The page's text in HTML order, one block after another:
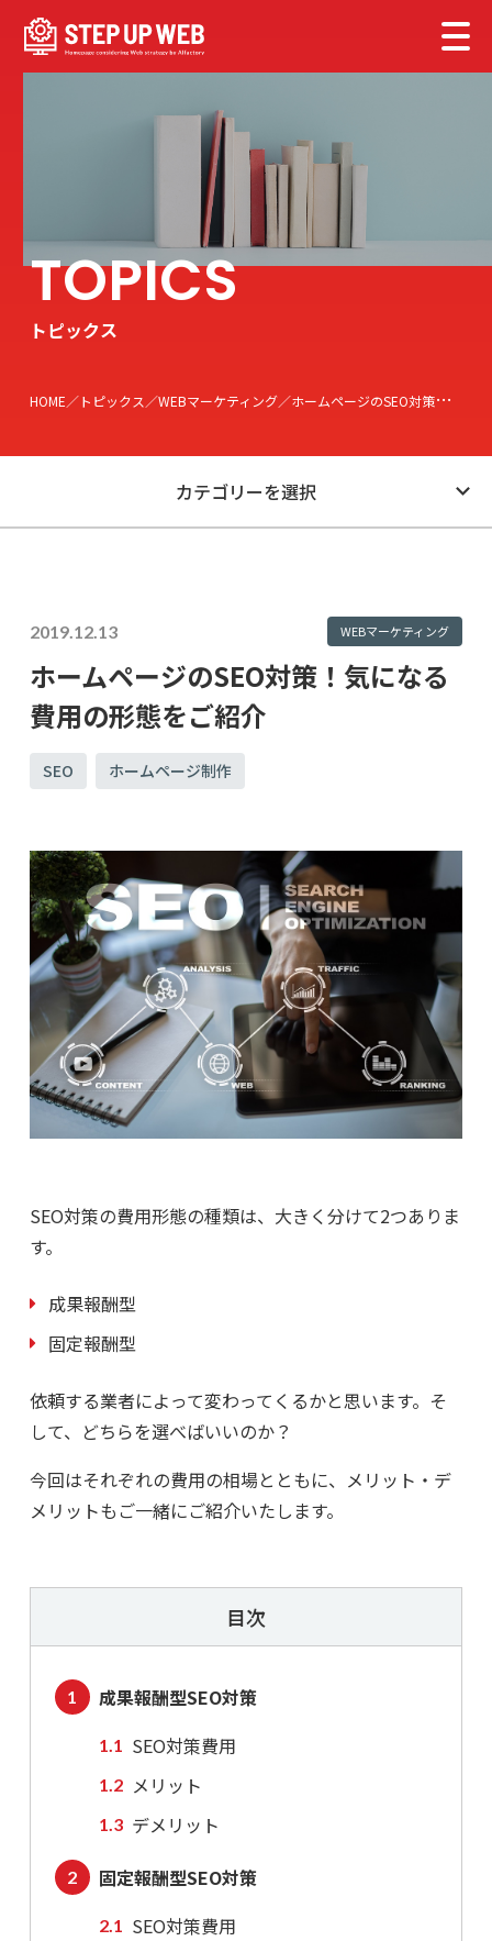
トピックス
HOME トピックス WEBマーケティング ホームページのSEO対策！気になる費用の形態をご紹介
カテゴリーを選択
2019.12.13 WEBマーケティング
ホームページのSEO対策！気になる
費用の形態をご紹介
SEO ホームページ制作
SEO対策の費用形態の種類は、大きく分けて2つありま
す。
成果報酬型
固定報酬型
依頼する業者によって変わってくるかと思います。そ
して、どちらを選べばいいのか？
今回はそれぞれの費用の相場とともに、メリット・デ
メリットもご一緒にご紹介いたします。
目次
成果報酬型SEO対策
SEO対策費用
メリット
デメリット
固定報酬型SEO対策
SEO対策費用